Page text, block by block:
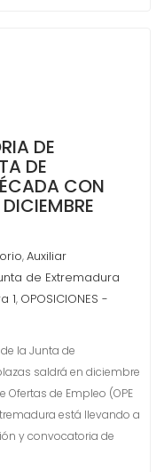
DE
DE
CON
,Auxiliar
de Extremadura
1, OPOSICIONES -
la Junta de
saldrá en diciembre
de Empleo (OPE
está llevando a
y convocatoria de